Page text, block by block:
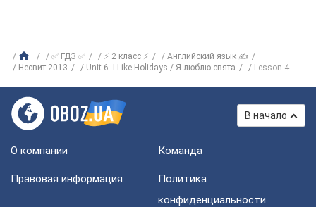
✅ ГДЗ ✅ ⚡ 2 класс ⚡
Английский язык ✍
Несвит 2013
Unit 6. I Like Holidays / Я люблю свята Lesson 4
В начало
О компании Команда
Правовая информация
Политика
конфиденциальности